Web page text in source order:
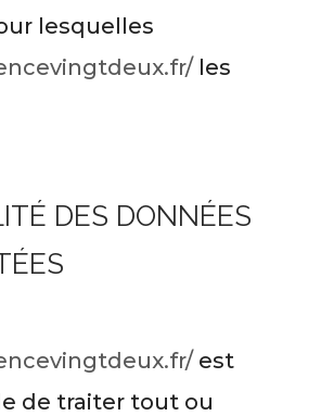
lesquelles
les
DES DONNÉES
est
de traiter tout ou